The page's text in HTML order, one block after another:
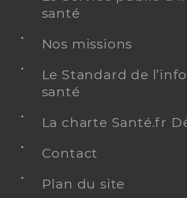
santé
Nos missions
Le Standard de
santé
La charte Santé.fr
Contact
Plan du site